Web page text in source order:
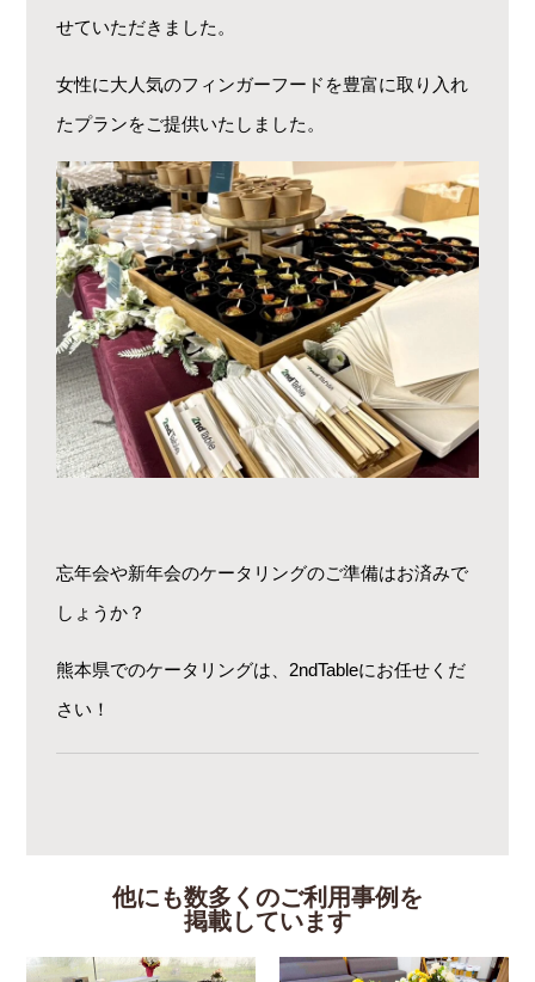
せていただきました。
女性に大人気のフィンガーフードを豊富に取り入れ
たプランをご提供いたしました。
忘年会や新年会のケータリングのご準備はお済みで
しょうか？
熊本県でのケータリングは、2ndTableにお任せくだ
さい！
他にも数多くのご利用事例を
掲載しています